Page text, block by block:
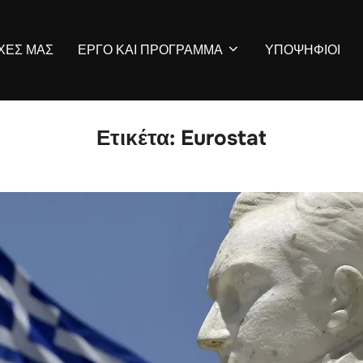
ΜΑΣ ΕΡΓΟ ΚΑΙ ΠΡΟΓΡΑΜΜΑ ΥΠΟΨΗΦΙΟΙ
Ετικέτα: Eurostat